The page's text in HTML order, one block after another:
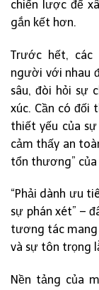
chiến lược để
gắn kết hơn.
Trước hết,
người với nhau
sâu, đòi hỏi sự
xúc. Cần có đối
thiết yếu của
cảm thấy an
tổn thương”
“Phải dành ưu
sự phán xét” –
tương tác
và sự tôn trọng
Nền tảng của